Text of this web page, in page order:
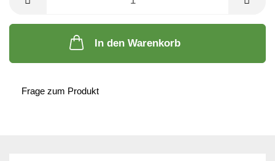
In den Warenkorb
Frage zum Produkt